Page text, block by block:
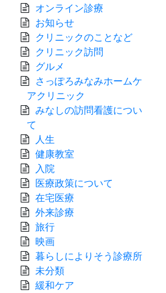
オンライン診療
お知らせ
クリニックのことなど
クリニック訪問
グルメ
さっぽろみなみホームケ
アクリニック
みなしの訪問看護につい
て
人生
健康教室
入院
医療政策について
在宅医療
外来診療
旅行
映画
暮らしによりそう診療所
未分類
緩和ケア